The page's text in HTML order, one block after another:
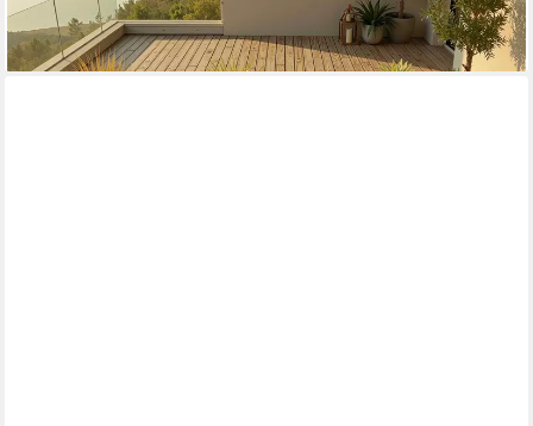
lieferbar in 7 Wochen